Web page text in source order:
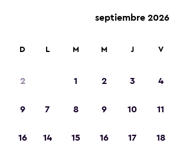
D
2
9
16
septiembre 2026
L M M J V
1 2 3 4
7 8 9 10 11
14 15 16 17 18